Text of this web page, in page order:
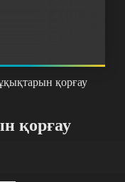
қорғау
қорғау